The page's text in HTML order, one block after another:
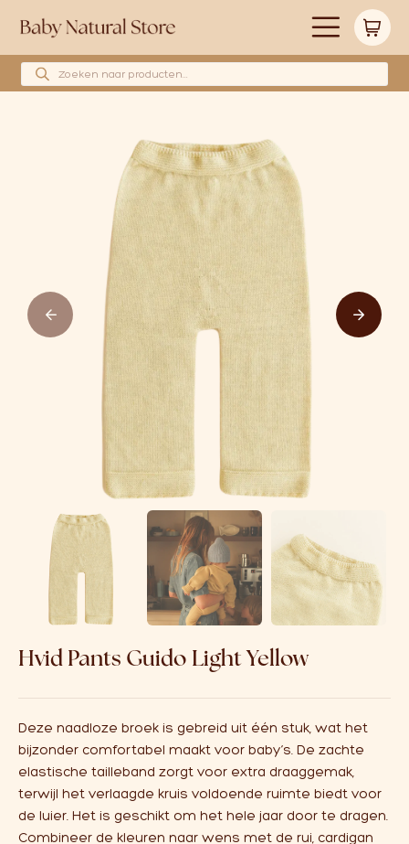
Producten zoeken
Babyshower cadeau’s
Wollen hoeslakens
Cadeaubonnen
Huidverzorging
Hvid Pants Guido Light Yellow
Deze naadloze broek is gebreid uit één stuk, wat het
bijzonder comfortabel maakt voor baby’s. De zachte
elastische tailleband zorgt voor extra draaggemak,
terwijl het verlaagde kruis voldoende ruimte biedt voor
de luier. Het is geschikt om het hele jaar door te dragen.
Combineer de kleuren naar wens met de rui, cardigan